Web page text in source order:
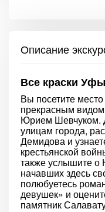
Описание
Все краски Уфы
Вы посетите
прекрасным
Юрием Шевчуком.
улицам города,
Демидова и
крестьянской
также услышите
начавших здесь
полюбуетесь
девушек» и
памятник